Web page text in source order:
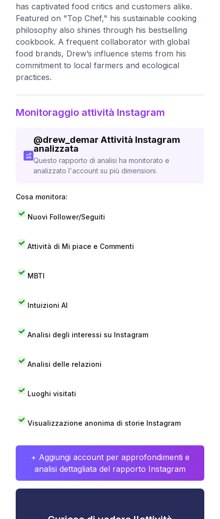
has captivated food critics and customers alike.
Featured on "Top Chef," his sustainable cooking
philosophy also shines through his bestselling
cookbook. A frequent collaborator with global
food brands, Drew’s influence stems from his
commitment to local farmers and ecological
practices.
Monitoraggio attività Instagram
@drew_demar Attività Instagram
analizzata
Questo rapporto di analisi ha monitorato e
analizzato l'account su più dimensioni.
Cosa monitora:
Nuovi Follower/Seguiti
Attività di Mi piace e Commenti
MBTI
Intuizioni AI
Analisi degli interessi su Instagram
Analisi delle relazioni
Luoghi visitati
Visualizzazione anonima di storie Instagram
+ Aggiungi account per approfondimenti e
analisi dettagliata del rapporto Instagram